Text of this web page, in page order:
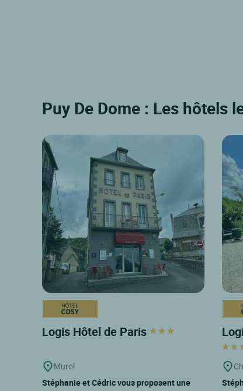
Puy De Dome : Les hôtels
Logis Hôtel de Paris
Murol
Stéphanie et Cédric vous proposent une